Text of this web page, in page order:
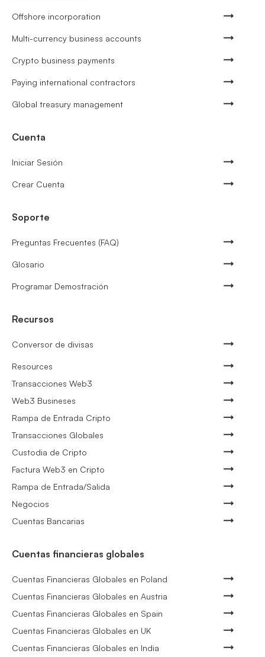
Offshore incorporation
Multi-currency business accounts
Crypto business payments
Paying international contractors
Global treasury management
Cuenta
Iniciar Sesión
Crear Cuenta
Soporte
Preguntas Frecuentes (FAQ)
Glosario
Programar Demostración
Recursos
Conversor de divisas
Resources
Transacciones Web3
Web3 Busineses
Rampa de Entrada Cripto
Transacciones Globales
Custodia de Cripto
Factura Web3 en Cripto
Rampa de Entrada/Salida
Negocios
Cuentas Bancarias
Cuentas financieras globales
Cuentas Financieras Globales en Poland
Cuentas Financieras Globales en Austria
Cuentas Financieras Globales en Spain
Cuentas Financieras Globales en UK
Cuentas Financieras Globales en India